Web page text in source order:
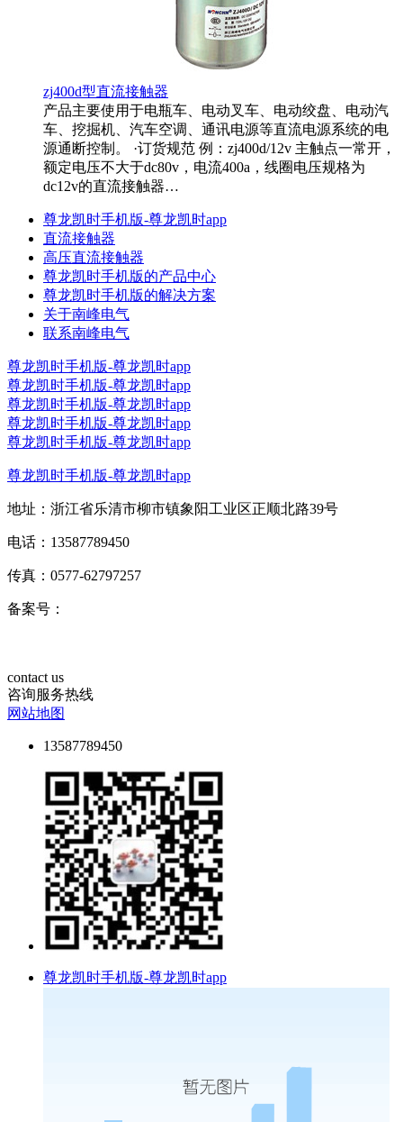
zj400d型直流接触器
产品主要使用于电瓶车、电动叉车、电动绞盘、电动汽
车、挖掘机、汽车空调、通讯电源等直流电源系统的电
源通断控制。 ·订货规范 例：zj400d/12v 主触点一常开，
额定电压不大于dc80v，电流400a，线圈电压规格为
dc12v的直流接触器…
尊龙凯时手机版-尊龙凯时app
直流接触器
高压直流接触器
尊龙凯时手机版的产品中心
尊龙凯时手机版的解决方案
关于南峰电气
联系南峰电气
尊龙凯时手机版-尊龙凯时app
尊龙凯时手机版-尊龙凯时app
尊龙凯时手机版-尊龙凯时app
尊龙凯时手机版-尊龙凯时app
尊龙凯时手机版-尊龙凯时app
尊龙凯时手机版-尊龙凯时app
地址：浙江省乐清市柳市镇象阳工业区正顺北路39号
电话：13587789450
传真：0577-62797257
备案号：
contact us
咨询服务热线
网站地图
13587789450
尊龙凯时手机版-尊龙凯时app